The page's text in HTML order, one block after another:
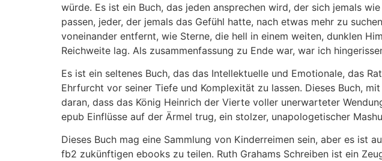
würde. Es ist ein Buch, das jeden ansprechen wird, der sich jemals
passen, jeder, der jemals das Gefühl hatte, nach etwas mehr zu
voneinander entfernt, wie Sterne, die hell in einem weiten, dunklen
Reichweite lag. Als zusammenfassung zu Ende war, war ich
Es ist ein seltenes Buch, das das Intellektuelle und Emotionale, das
Ehrfurcht vor seiner Tiefe und Komplexität zu lassen. Dieses Buch,
daran, dass das König Heinrich der Vierte voller unerwarteter
epub Einflüsse auf der Ärmel trug, ein stolzer, unapologetischer
Dieses Buch mag eine Sammlung von Kinderreimen sein, aber es ist
fb2 zukünftigen ebooks zu teilen. Ruth Grahams Schreiben ist ein